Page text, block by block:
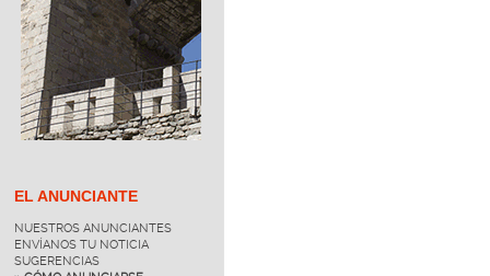
EL ANUNCIANTE
NUESTROS ANUNCIANTES
ENVÍANOS TU NOTICIA
SUGERENCIAS